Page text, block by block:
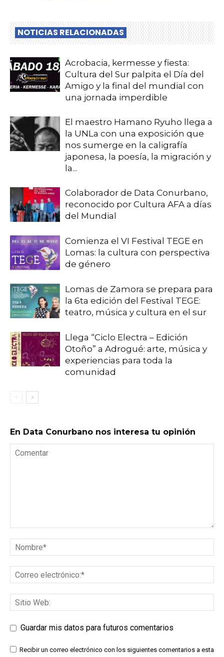
NOTICIAS RELACIONADAS
Acrobacia, kermesse y fiesta:
Cultura del Sur palpita el Día del
Amigo y la final del mundial con
una jornada imperdible
El maestro Hamano Ryuho llega a
la UNLa con una exposición que
nos sumerge en la caligrafía
japonesa, la poesía, la migración y
la...
Colaborador de Data Conurbano,
reconocido por Cultura AFA a días
del Mundial
Comienza el VI Festival TEGE en
Lomas: la cultura con perspectiva
de género
Lomas de Zamora se prepara para
la 6ta edición del Festival TEGE:
teatro, música y cultura en el sur
Llega “Ciclo Electra – Edición
Otoño” a Adrogué: arte, música y
experiencias para toda la
comunidad
En Data Conurbano nos interesa tu opinión
Guardar mis datos para futuros comentarios
Recibir un correo electrónico con los siguientes comentarios a esta